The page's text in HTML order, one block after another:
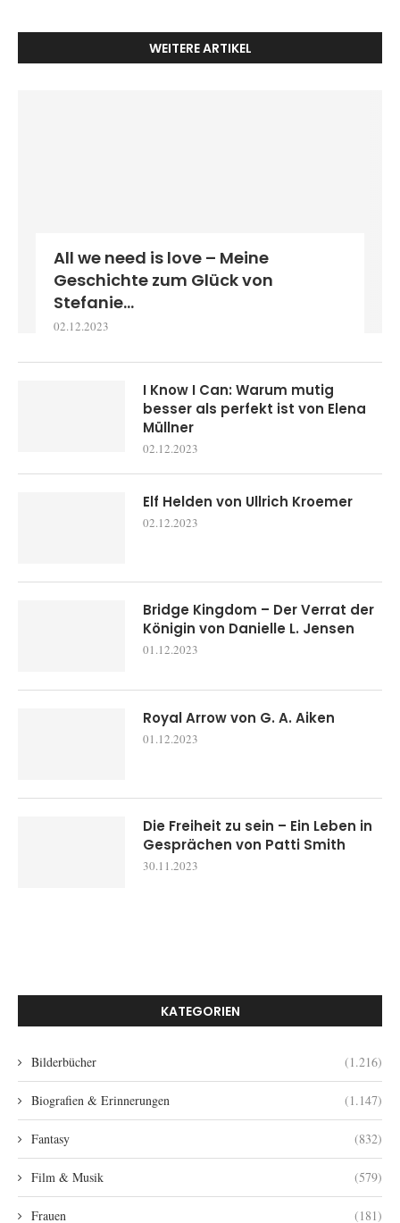
WEITERE ARTIKEL
All we need is love – Meine
Geschichte zum Glück von
Stefanie...
02.12.2023
I Know I Can: Warum mutig
besser als perfekt ist von Elena
Müllner
02.12.2023
Elf Helden von Ullrich Kroemer
02.12.2023
Bridge Kingdom – Der Verrat der
Königin von Danielle L. Jensen
01.12.2023
Royal Arrow von G. A. Aiken
01.12.2023
Die Freiheit zu sein – Ein Leben in
Gesprächen von Patti Smith
30.11.2023
KATEGORIEN
Bilderbücher (1.216)
Biografien & Erinnerungen (1.147)
Fantasy (832)
Film & Musik (579)
Frauen (181)